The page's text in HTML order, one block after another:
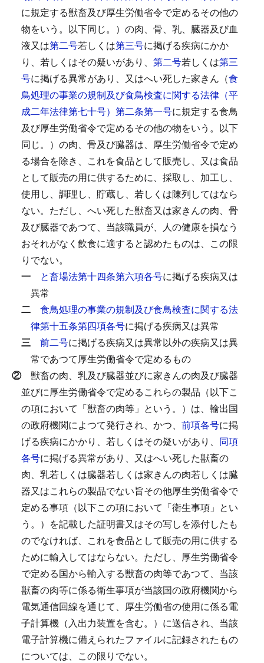
に規定する獣畜及び厚生労働省令で定めるその他の
物をいう。以下同じ。）の肉、骨、乳、臓器及び血
液又は第二号若しくは第三号に掲げる疾病にかか
り、若しくはその疑いがあり、 第二号若しくは第三
号に掲げる異常があり、又はへい死した家きん（食
鳥処理の事業の規制及び食鳥検査に関する法律（平
成二年法律第七十号）第二条第一号に規定する食鳥
及び厚生労働省令で定めるその他の物をいう。以下
同じ。）の肉、骨及び臓器は、厚生労働省令で定め
る場合を除き、これを食品として販売し、又は食品
として販売の用に供するために、採取し、加工し、
使用し、調理し、貯蔵し、若しくは陳列してはなら
ない。 ただし、へい死した獣畜又は家きんの肉、骨
及び臓器であつて、当該職員が、人の健康を損なう
おそれがなく飲食に適すると認めたものは、この限
りでない。
一 と畜場法第十四条第六項各号に掲げる疾病又は
異常
二 食鳥処理の事業の規制及び食鳥検査に関する法
律第十五条第四項各号に掲げる疾病又は異常
三 前二号に掲げる疾病又は異常以外の疾病又は異
常であつて厚生労働省令で定めるもの
② 獣畜の肉、乳及び臓器並びに家きんの肉及び臓器
並びに厚生労働省令で定めるこれらの製品（以下こ
の項において「獣畜の肉等」という。）は、輸出国
の政府機関によつて発行され、かつ、 前項各号に掲
げる疾病にかかり、若しくはその疑いがあり、 同項
各号に掲げる異常があり、又はへい死した獣畜の
肉、乳若しくは臓器若しくは家きんの肉若しくは臓
器又はこれらの製品でない旨その他厚生労働省令で
定める事項（以下この項において「衛生事項」とい
う。）を記載した証明書又はその写しを添付したも
のでなければ、これを食品として販売の用に供する
ために輸入してはならない。 ただし、厚生労働省令
で定める国から輸入する獣畜の肉等であつて、当該
獣畜の肉等に係る衛生事項が当該国の政府機関から
電気通信回線を通じて、厚生労働省の使用に係る電
子計算機（入出力装置を含む。）に送信され、当該
電子計算機に備えられたファイルに記録されたもの
については、この限りでない。